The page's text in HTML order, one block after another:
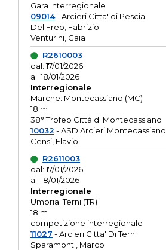
Gara Interregionale
09014- Arcieri Citta' di Pescia
Del Freo, Fabrizio
Venturini, Gaia
R2610003
dal: 17/01/2026
al: 18/01/2026
Interregionale
Marche: Montecassiano (MC)
18 m
38° Trofeo Città di Montecassiano
10032 - ASD Arcieri Montecassiano
Censi, Flavio
R2611003
dal: 17/01/2026
al: 18/01/2026
Interregionale
Umbria: Terni (TR)
18 m
competizione interregionale
11027 - Arcieri Citta' Di Terni
Sparamonti, Marco